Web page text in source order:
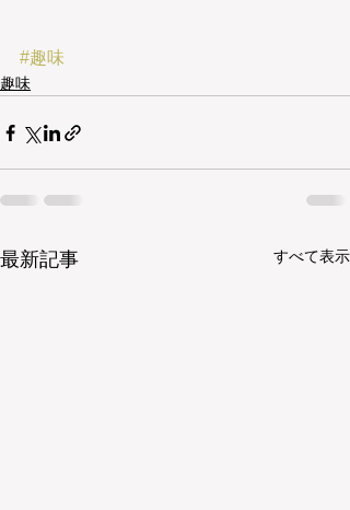
#趣味
趣味
最新記事 すべて表示